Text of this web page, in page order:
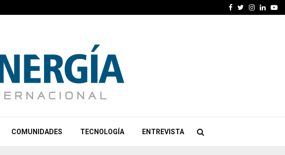
Facebook
Twitter
COMUNIDADES TECNOLOGÍA ENTREVISTA